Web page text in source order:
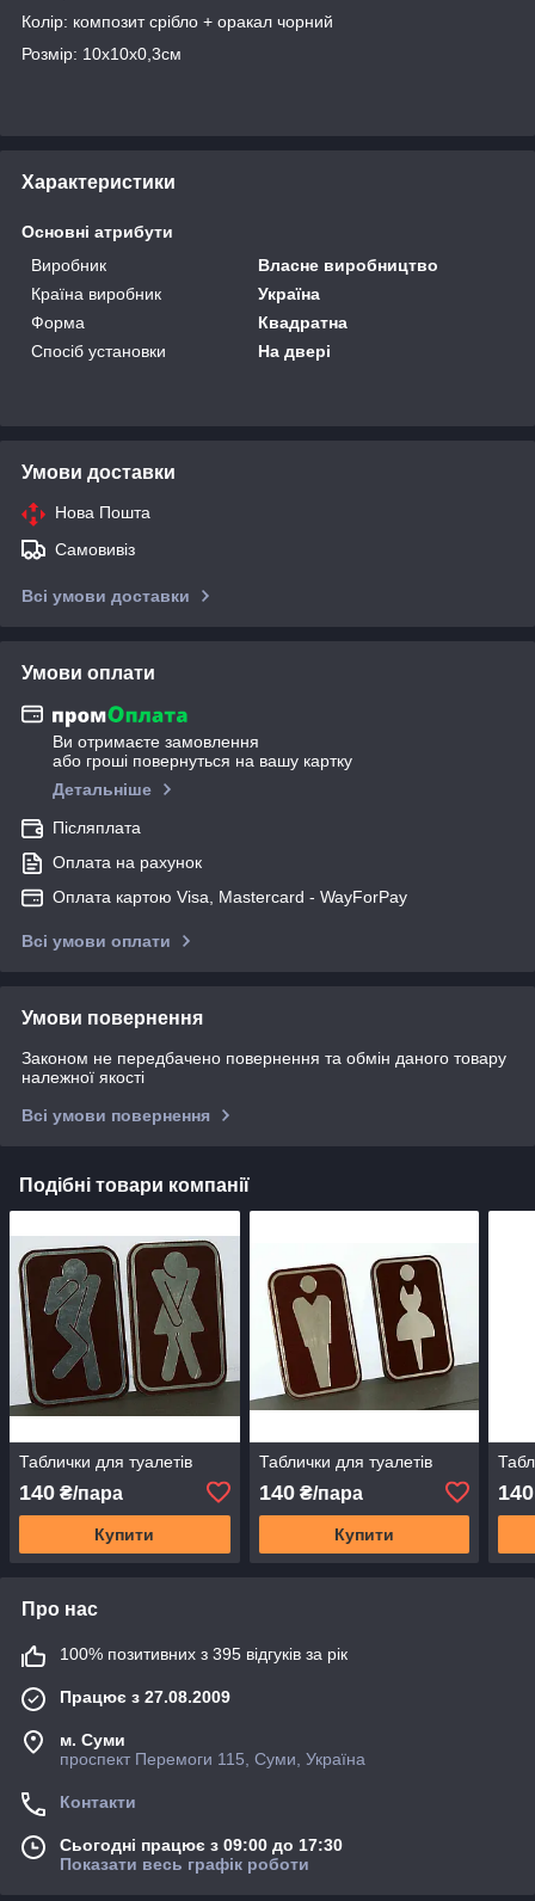
Колір: композит срібло + оракал чорний
Розмір: 10х10х0,3см
Характеристики
Основні атрибути
Виробник
Власне виробництво
Країна виробник
Україна
Форма
Квадратна
Спосіб установки
На двері
Умови доставки
Нова Пошта
Самовивіз
Всі умови доставки
Умови оплати
Ви отримаєте замовлення
або гроші повернуться на вашу картку
Детальніше
Післяплата
Оплата на рахунок
Оплата картою Visa, Mastercard - WayForPay
Всі умови оплати
Умови повернення
Законом не передбачено повернення та обмін даного товару
належної якості
Всі умови повернення
Подібні товари компанії
Таблички для туалетів
140 ₴/пара
Купити
Таблички для туалетів
140₴/пара
Купити
140
Про нас
100% позитивних з 395 відгуків за рік
Працює з 27.08.2009
м. Суми
проспект Перемоги 115, Суми, Україна
Контакти
Сьогодні працює з 09:00 до 17:30
Показати весь графік роботи